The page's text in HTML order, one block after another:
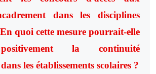
dans les disciplines
quoi cette mesure pourrait-elle
la continuité
les établissements scolaires ?